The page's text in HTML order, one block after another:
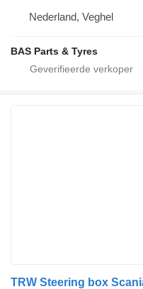
Nederland, Veghel
BAS Parts & Tyres